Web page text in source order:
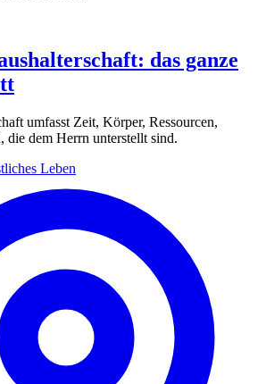
das ganze
umfasst Zeit, Körper, Ressourcen,
die dem Herrn unterstellt sind.
Leben